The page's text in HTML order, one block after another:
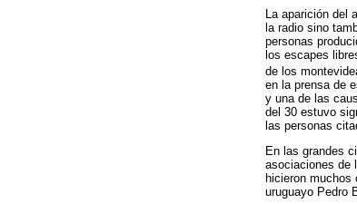
La aparición del
la radio sino
personas
los escapes
de los
en la prensa de
y una de las
del 30 estuvo
las personas
En las grandes
asociaciones de
hicieron
uruguayo Pedro